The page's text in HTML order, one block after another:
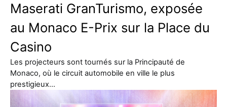
Maserati GranTurismo, exposée
au Monaco E-Prix sur la Place du
Casino
Les projecteurs sont tournés sur la Principauté de
Monaco, où le circuit automobile en ville le plus
prestigieux…